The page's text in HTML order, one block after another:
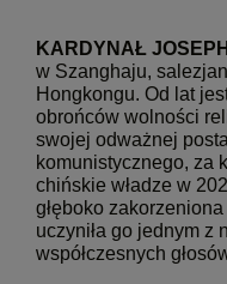
KARDYNAŁ
w Szanghaju,
Hongkongu. Od lat
obrońców wolności
swojej odważnej
komunistycznego, za
chińskie władze w
głęboko
uczyniła go jednym z
współczesnych